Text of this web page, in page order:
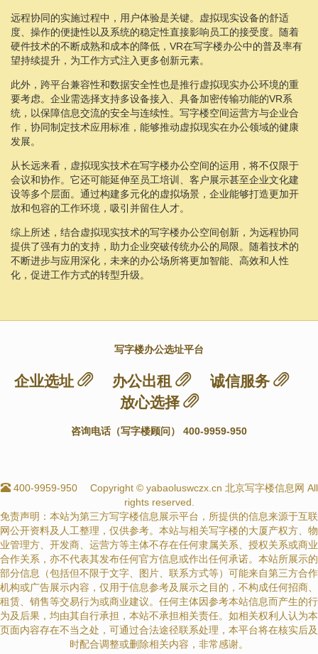
远程协同的实施过程中，用户体验是关键。虚拟现实设备的舒适
度、操作的便捷性以及系统的稳定性直接影响员工的接受度。随着
硬件技术的不断成熟和成本的降低，VR在写字楼办公中的普及率有
望持续提升，为工作方式注入更多创新元素。
此外，跨平台兼容性和数据安全性也是推行虚拟现实办公环境的重
要考虑。企业需选择支持多设备接入、具备加密传输功能的VR系
统，以保障信息交流的安全与连续性。写字楼空间运营方与企业合
作，协同制定技术应用标准，能够推动虚拟现实在办公领域的健康
发展。
从长远来看，虚拟现实技术在写字楼办公空间的运用，将不仅限于
会议和协作。它还可能延伸至员工培训、客户展示甚至企业文化建
设等多个层面。通过构建多元化的虚拟场景，企业能够打造更加开
放和包容的工作环境，吸引并留住人才。
综上所述，结合虚拟现实技术的写字楼办公空间创新，为远程协同
提供了强有力的支持，助力企业突破传统办公的局限。随着技术的
不断进步与应用深化，未来的办公场所将更加智能、高效和人性
化，促进工作方式的转型升级。
写字楼办公选址平台
企业选址 办公出租
诚信服务
放心选择
咨询电话（写字楼顾问） 400-9959-950
400-9959-950
Copyright © yabaoluswczx.cn 北京写字楼信息网 All
rights reserved.
免责声明：本站为第三方写字楼信息展示平台，所提供的信息来源于互联
网公开资料及人工整理，仅供参考。本站与相关写字楼的大厦产权方、物
业管理方、开发商、运营方等主体不存在任何隶属关系、授权关系或商业
合作关系，亦不代表其发布任何官方信息或作出任何承诺。本站所展示的
部分信息（包括但不限于文字、图片、联系方式等）可能来自第三方合作
机构或广告展示内容，仅用于信息参考及展示之目的，不构成任何招商、
租赁、销售等交易行为或商业建议。任何主体因参考本站信息而产生的行
为及后果，均由其自行承担，本站不承担相关责任。如相关权利人认为本
页面内容存在不当之处，可通过合法途径联系处理，本平台将在核实后及
时配合调整或删除相关内容，非常感谢。